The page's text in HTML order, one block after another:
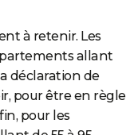
à retenir. Les
allant
déclaration de
pour être en règle
pour les